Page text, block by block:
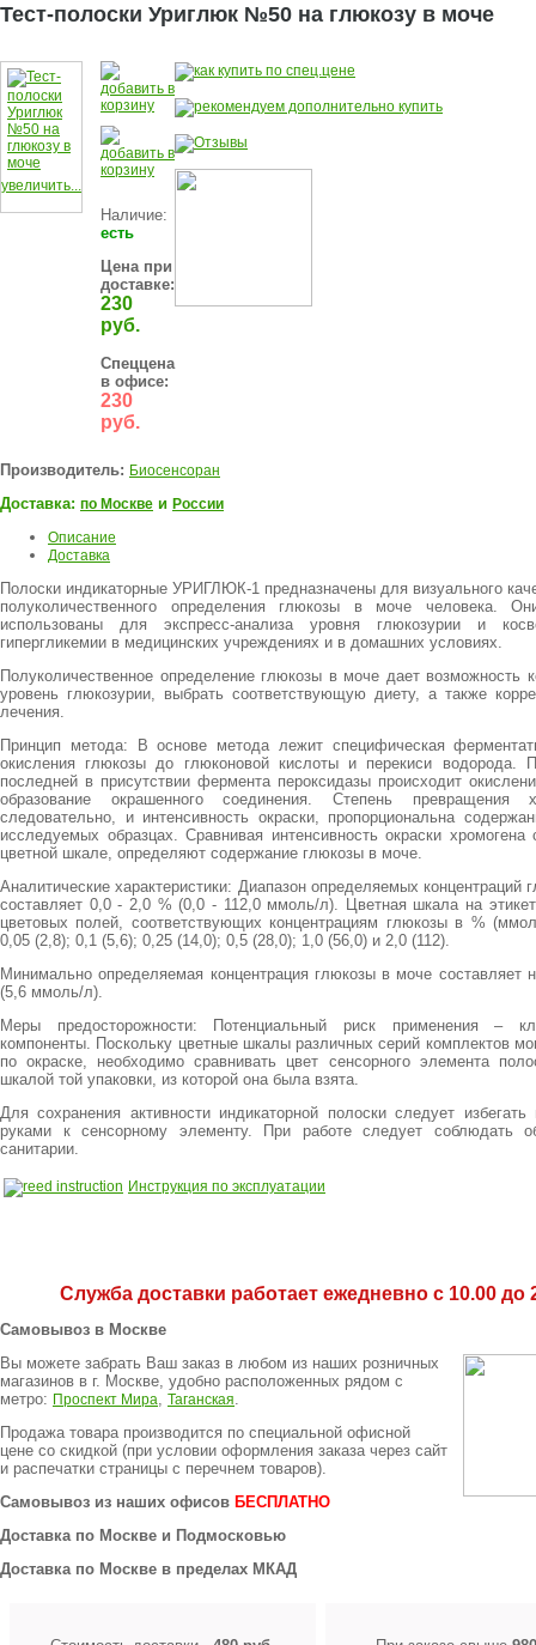
Тест-полоски Уриглюк №50 на глюкозу в моче
увеличить...
Наличие:
есть
Цена при
доставке:
230
руб.
Спеццена
в офисе:
230
руб.
Производитель: Биосенсоран
Доставка: по Москве и России
Описание
Доставка
Полоски индикаторные УРИГЛЮК-1 предназначены для визуального
полуколичественного определения глюкозы в моче человека.
использованы для экспресс-анализа уровня глюкозурии и
гипергликемии в медицинских учреждениях и в домашних условиях.
Полуколичественное определение глюкозы в моче дает возможность
уровень глюкозурии, выбрать соответствующую диету, а также
лечения.
Принцип метода: В основе метода лежит специфическая
окисления глюкозы до глюконовой кислоты и перекиси водорода.
последней в присутствии фермента пероксидазы происходит
образование окрашенного соединения. Степень превращения
следовательно, и интенсивность окраски, пропорциональна
исследуемых образцах. Сравнивая интенсивность окраски
цветной шкале, определяют содержание глюкозы в моче.
Аналитические характеристики: Диапазон определяемых концентраций
составляет 0,0 - 2,0 % (0,0 - 112,0 ммоль/л). Цветная шкала на
цветовых полей, соответствующих концентрациям глюкозы в %
0,05 (2,8); 0,1 (5,6); 0,25 (14,0); 0,5 (28,0); 1,0 (56,0) и 2,0 (112).
Минимально определяемая концентрация глюкозы в моче составляет
(5,6 ммоль/л).
Меры предосторожности: Потенциальный риск применения –
компоненты. Поскольку цветные шкалы различных серий комплектов
по окраске, необходимо сравнивать цвет сенсорного элемента
шкалой той упаковки, из которой она была взята.
Для сохранения активности индикаторной полоски следует избегать
руками к сенсорному элементу. При работе следует соблюдать
санитарии.
Инструкция по эксплуатации
Служба доставки работает ежедневно с 10.00 до
Самовывоз в Москве
Вы можете забрать Ваш заказ в любом из наших розничных
магазинов в г. Москве, удобно расположенных рядом с
метро: Проспект Мира, Таганская.
Продажа товара производится по специальной офисной
цене со скидкой (при условии оформления заказа через сайт
и распечатки страницы с перечнем товаров).
Самовывоз из наших офисов БЕСПЛАТНО
Доставка по Москве и Подмосковью
Доставка по Москве в пределах МКАД